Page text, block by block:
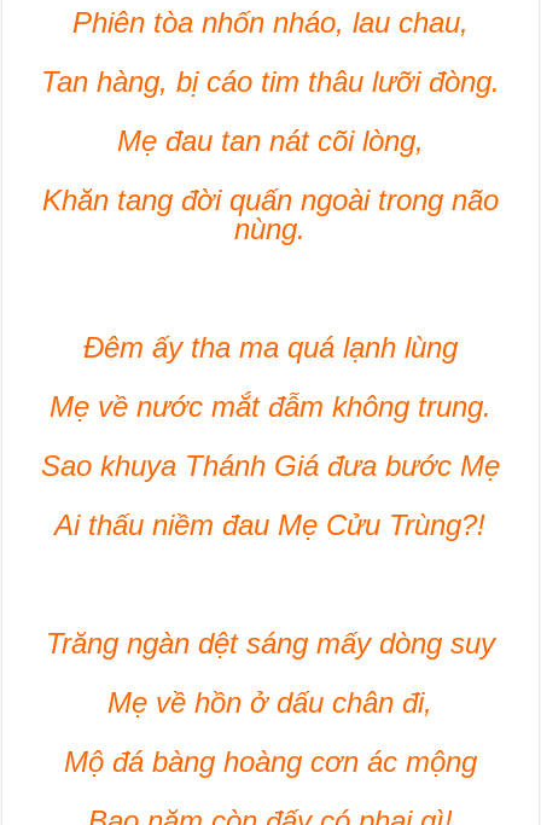
Phiên tòa nhốn nháo, lau chau,
Tan hàng, bị cáo tim thâu lưỡi đòng.
Mẹ đau tan nát cõi lòng,
Khăn tang đời quấn ngoài trong não
nùng.
Đêm ấy tha ma quá lạnh lùng
Mẹ về nước mắt đẫm không trung.
Sao khuya Thánh Giá đưa bước Mẹ
Ai thấu niềm đau Mẹ Cửu Trùng?!
Trăng ngàn dệt sáng mấy dòng suy
Mẹ về hồn ở dấu chân đi,
Mộ đá bàng hoàng cơn ác mộng